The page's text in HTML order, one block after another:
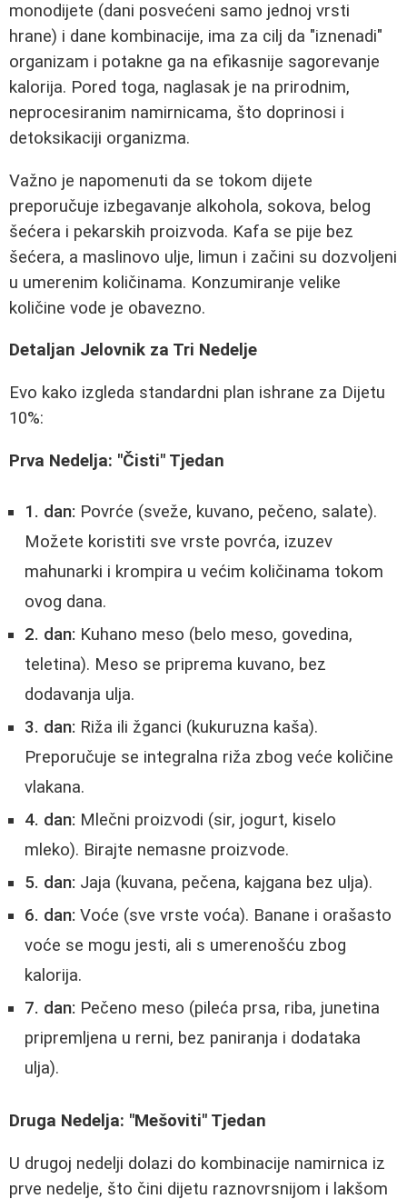
monodijete (dani posvećeni samo jednoj vrsti
hrane) i dane kombinacije, ima za cilj da "iznenadi"
organizam i potakne ga na efikasnije sagorevanje
kalorija. Pored toga, naglasak je na prirodnim,
neprocesiranim namirnicama, što doprinosi i
detoksikaciji organizma.
Važno je napomenuti da se tokom dijete
preporučuje izbegavanje alkohola, sokova, belog
šećera i pekarskih proizvoda. Kafa se pije bez
šećera, a maslinovo ulje, limun i začini su dozvoljeni
u umerenim količinama. Konzumiranje velike
količine vode je obavezno.
Detaljan Jelovnik za Tri Nedelje
Evo kako izgleda standardni plan ishrane za Dijetu
10%:
Prva Nedelja: "Čisti" Tjedan
1. dan: Povrće (sveže, kuvano, pečeno, salate).
Možete koristiti sve vrste povrća, izuzev
mahunarki i krompira u većim količinama tokom
ovog dana.
2. dan: Kuhano meso (belo meso, govedina,
teletina). Meso se priprema kuvano, bez
dodavanja ulja.
3. dan: Riža ili žganci (kukuruzna kaša).
Preporučuje se integralna riža zbog veće količine
vlakana.
4. dan: Mlečni proizvodi (sir, jogurt, kiselo
mleko). Birajte nemasne proizvode.
5. dan: Jaja (kuvana, pečena, kajgana bez ulja).
6. dan: Voće (sve vrste voća). Banane i orašasto
voće se mogu jesti, ali s umerenošću zbog
kalorija.
7. dan: Pečeno meso (pileća prsa, riba, junetina
pripremljena u rerni, bez paniranja i dodataka
ulja).
Druga Nedelja: "Mešoviti" Tjedan
U drugoj nedelji dolazi do kombinacije namirnica iz
prve nedelje, što čini dijetu raznovrsnijom i lakšom